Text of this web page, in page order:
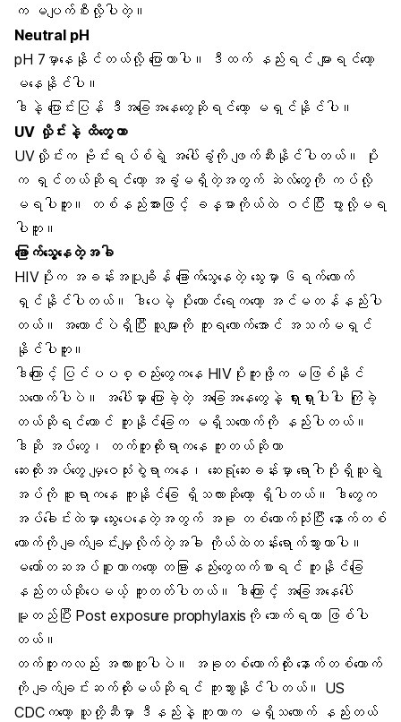
က မပျက်စီးလို့ပါတဲ့။
Neutral pH
pH 7မှာနေနိုင်တယ်လို့ ပြောတာပါ။ ဒီထက် နည်းရင် များရင်တော့
မနေနိုင်ပါ။
ဒါနဲ့ ပြောင်းပြန် ဒီအခြေအနေတွေဆိုရင်တော့ မရှင်နိုင်ပါ။
UV လှိုင်းနဲ့ ထိတွေ့တာ
UVလှိုင်း က ‌ဗိုင်းရပ်စ်ရဲ့ အပေါ်ခွံကို ဖျက်ဆီးနိုင်ပါတယ်။ ပိုး
က ရှင်တယ်ဆိုရင်တော့ အခွံမရှိတဲ့အတွက် ဆဲလ်တွေကို ကပ်လို့
မရပါဘူး။ တစ်နည်းအားဖြင့် ခန္ဓာကိုယ်ထဲ ဝင်ပြီး ပွားလို့မရ
ပါဘူး။
ခြောက်သွေ့နေတဲ့အခါ
HIVပိုးက အခန်းအပူချိန် ခြောက်သွေ့နေတဲ့ သွေးမှာ ၆ရက်လောက်
ရှင်နိုင်ပါတယ်။ ဒါပေမဲ့ ပိုးကောင်ရေကတော့ အင်မတန်နည်းပါ
တယ်။ အကောင်ပဲရှိပြီး သူများကို ကူးရလောက်အောင် အသက်မရှင်
နိုင်ပါဘူး။
ဒါကြောင့် ပြင်ပပစ္စည်းတွေကနေ HIVပိုးကူးဖို့က မဖြစ်နိုင်
သလောက်ပါပဲ။ အပေါ်မှာ ပြောခဲ့တဲ့ အခြေအနေတွေနဲ့ ရှားရှားပါးပါး ကြုံခဲ့
တယ်ဆိုရင်တောင် ကူးနိုင်ခြေက မရှိသလောက်ကို နည်းပါတယ်။
ဒါဆို အပ်တွေ၊ တက်တူးထိုးရာကနေ ကူးတယ်ဆိုတာ
ဆေးထိုးအပ်တွေ မျှဝေသုံးစွဲရာကနေ၊ ဆေးရုံဆေးခန်းမှာ ရောဂါပိုးရှိသူရဲ့
အပ်ကို စူးရာကနေ ကူးနိုင်ခြေ ရှိသလားဆိုတော့ ရှိပါတယ်။ ဒါတွေက
အပ်ခေါင်းထဲမှာ သွေးပေနေတဲ့အတွက် အခု တစ်ယောက်သုံးပြီး နောက်တစ်
ယောက်ကို ချက်ချင်းမျှလိုက်တဲ့အခါ ကိုယ်ထဲတန်းရောက်သွားတာပါ။
မတော်တဆအပ်စူးတာကတော့ တခြားနည်းတွေထက်စာရင် ကူးနိုင်ခြေ
နည်းတယ်ဆိုပေမယ့် ကူးတတ်ပါတယ်။ ဒါကြောင့် အခြေအနေပေါ်
မူတည်ပြီး Post exposure prophylaxis ကို သောက်ရတာ ဖြစ်ပါ
တယ်။
တက်တူးကလည်း အလားတူပါပဲ။ အခုတစ်ယောက်ထိုး ‌နောက်တစ်ယောက်
ကို ချက်ချင်းဆက်ထိုးမယ်ဆိုရင် ကူးသွားနိုင်ပါတယ်။ US
CDCကတော့ သူတို့ဆီမှာ ဒီနည်းနဲ့ ကူးတာက မရှိသလောက် နည်းတယ်